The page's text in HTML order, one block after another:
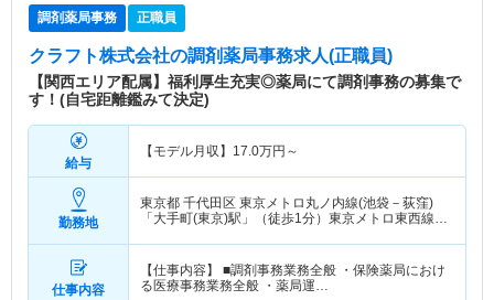
調剤薬局事務 正職員
クラフト株式会社の調剤薬局事務求人(正職員)
【関西エリア配属】福利厚生充実◎薬局にて調剤事務の募集で
す！(自宅距離鑑みて決定)
給与
【モデル月収】 17.0万円～
勤務地
東京都 千代田区 東京メトロ丸ノ内線(池袋－荻窪)
「大手町(東京)駅」（徒歩1分）東京メトロ東西線
仕事内容
【仕事内容】 ■調剤事務業務全般 ・保険薬局におけ
る医療事務業務全般 ・薬局運…